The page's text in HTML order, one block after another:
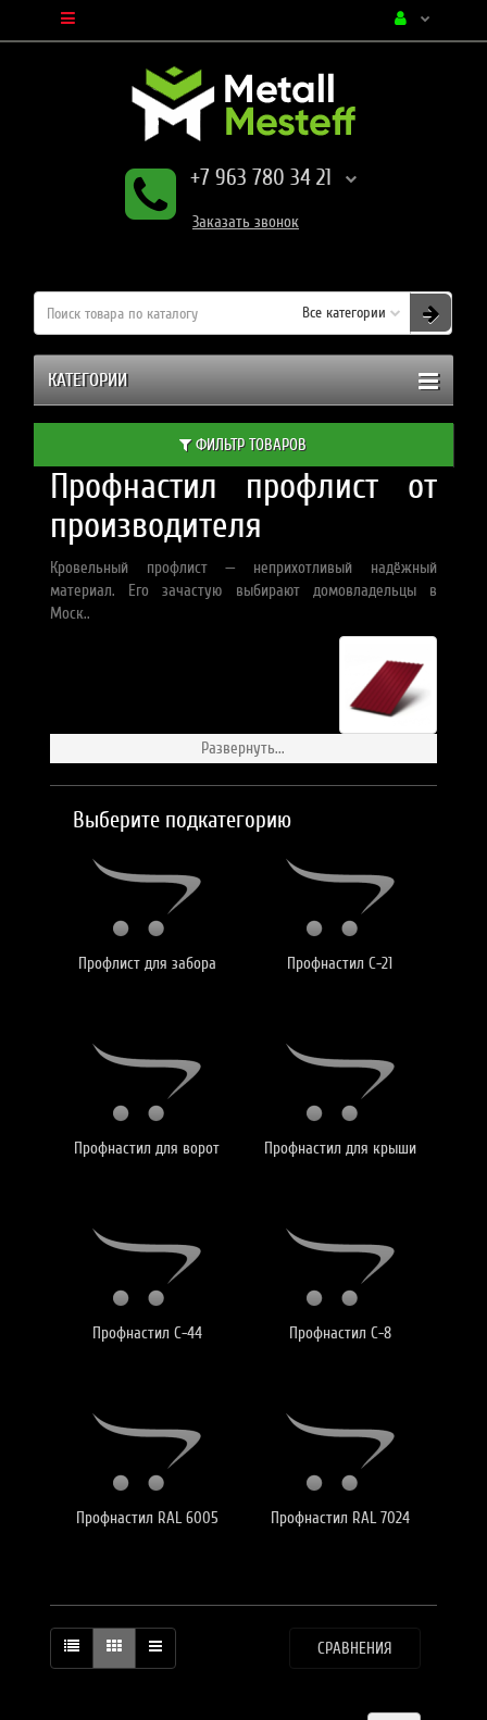
+7 963 780 34 21
Заказать звонок
Все категории
КАТЕГОРИИ
ФИЛЬТР ТОВАРОВ
Профнастил профлист от
производителя
Кровельный профлист — неприхотливый надёжный
материал. Его зачастую выбирают домовладельцы в
Моск..
Развернуть...
Выберите подкатегорию
Профлист для забора Профнастил С-21
Профнастил для ворот Профнастил для крыши
Профнастил С-44 Профнастил С-8
Профнастил RAL 6005 Профнастил RAL 7024
СРАВНЕНИЯ